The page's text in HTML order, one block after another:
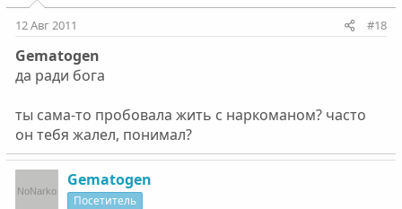
12 Авг 2011 #18
Gematogen
да ради бога
ты сама-то пробовала жить с наркоманом? часто
он тебя жалел, понимал?
Gematogen
Посетитель